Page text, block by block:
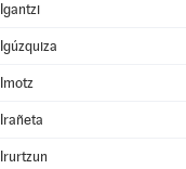
Igantzi
Igúzquiza
Imotz
Irañeta
Irurtzun